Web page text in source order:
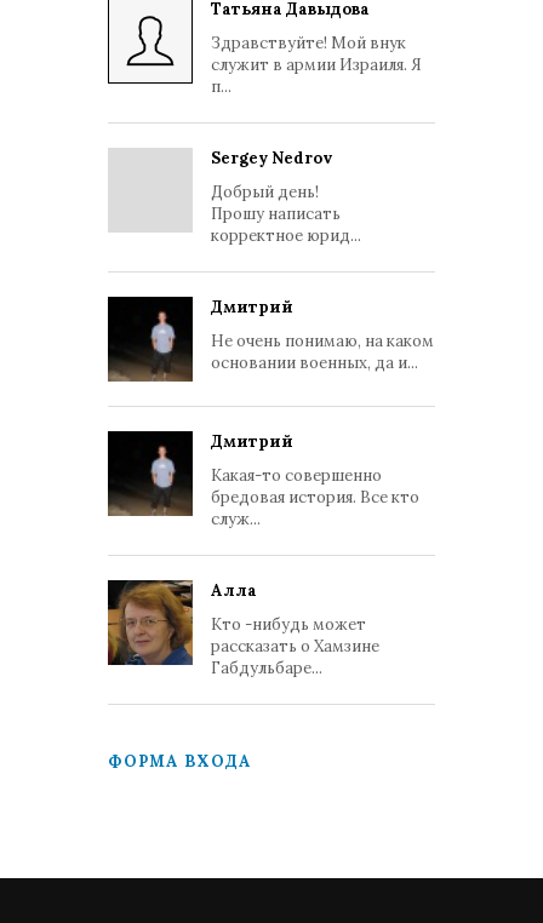
Татьяна Давыдова
Здравствуйте! Мой внук
служит в армии Израиля. Я
п...
Sergey Nedrov
Добрый день!
Прошу написать
корректное юрид...
Дмитрий
Не очень понимаю, на каком
основании военных, да и...
Дмитрий
Какая-то совершенно
бредовая история. Все кто
служ...
Алла
Кто -нибудь может
рассказать о Хамзине
Габдульбаре...
ФОРМА ВХОДА